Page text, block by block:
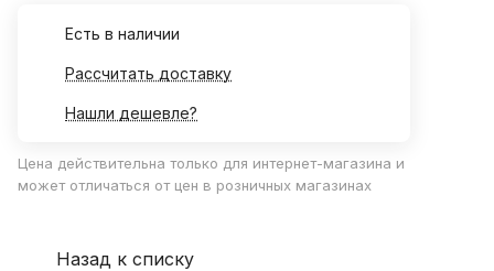
Есть в наличии
Рассчитать доставку
Нашли дешевле?
Цена действительна только для интернет-магазина и
может отличаться от цен в розничных магазинах
Назад к списку